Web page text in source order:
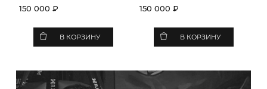
150 000 ₽
В КОРЗИНУ
150 000 ₽
В КОРЗИНУ